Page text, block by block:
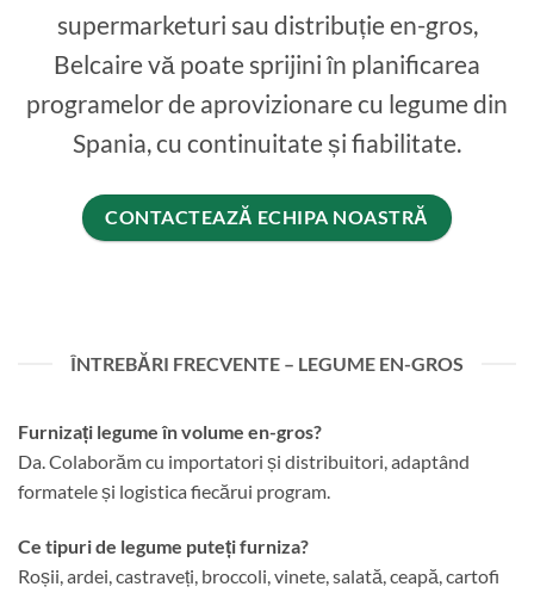
supermarketuri sau distribuție en-gros,
Belcaire vă poate sprijini în planificarea
programelor de aprovizionare cu legume din
Spania, cu continuitate și fiabilitate.
CONTACTEAZĂ ECHIPA NOASTRĂ
ÎNTREBĂRI FRECVENTE – LEGUME EN-GROS
Furnizați legume în volume en-gros?
Da. Colaborăm cu importatori și distribuitori, adaptând
formatele și logistica fiecărui program.
Ce tipuri de legume puteți furniza?
Roșii, ardei, castraveți, broccoli, vinete, salată, ceapă, cartofi